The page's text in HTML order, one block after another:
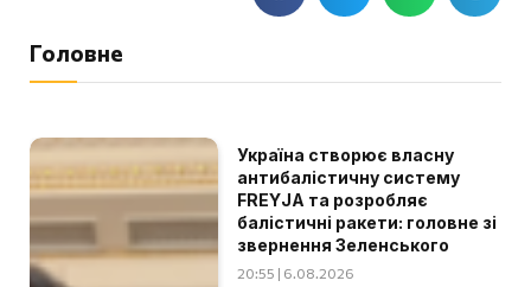
Головне
Україна створює власну
антибалістичну систему
FREYJA та розробляє
балістичні ракети: головне зі
звернення Зеленського
20:55 | 6.08.2026